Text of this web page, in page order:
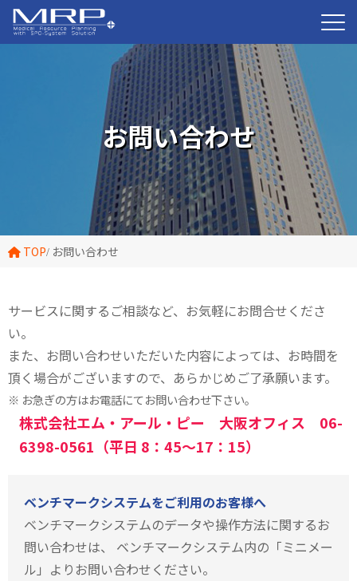
お問い合わせ
TOP お問い合わせ
サービスに関するご相談など、お気軽にお問合せくださ
い。
また、お問い合わせいただいた内容によっては、お時間を
頂く場合がございますので、あらかじめご了承願います。
お急ぎの方はお電話にてお問い合わせ下さい。
株式会社エム・アール・ピー 大阪オフィス 06-
6398-0561（平日 8：45～17：15）
ベンチマークシステムをご利用のお客様へ
ベンチマークシステムのデータや操作方法に関するお
問い合わせは、 ベンチマークシステム内の「ミニメー
ル」よりお問い合わせください。